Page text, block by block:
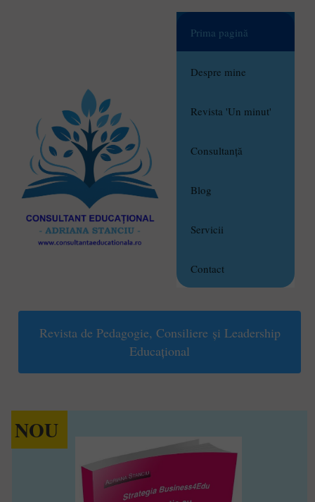
Revista de Pedagogie, Consiliere și Leadership
Educațional
NOU
Prima pagină
Despre mine
Revista 'Un minut'
Consultanță
Blog
Servicii
Contact